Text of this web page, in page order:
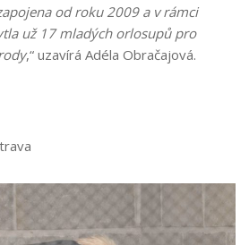
od roku 2009 a v rámci
už 17 mladých orlosupů pro
,“ uzavírá Adéla Obračajová.